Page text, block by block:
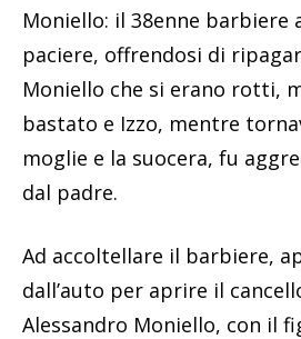
Moniello: il 38enne barbiere
paciere, offrendosi di
Moniello che si erano rotti,
bastato e Izzo, mentre
moglie e la suocera, fu
dal padre.
Ad accoltellare il barbiere,
dall’auto per aprire il
Alessandro Moniello, con il